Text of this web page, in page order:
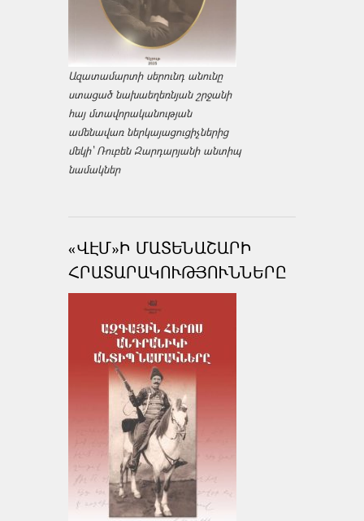
Ազատամարտի սերունդ անունը
ստացած նախաեղեռնյան շրջանի
հայ մտավորականության
ամենավառ ներկայացուցիչներից
մեկի՝ Ռուբեն Զարդարյանի անտիպ
նամակներ
«ՎԷՄ»Ի ՄԱՏԵՆԱՇԱՐԻ
ՀՐԱՏԱՐԱԿՈՒԹՅՈՒՆՆԵՐԸ